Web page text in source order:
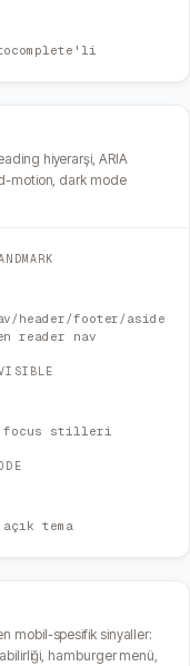
hiyerarşi, ARIA
motion, dark mode
header/footer/aside
reader nav
focus stilleri
açık tema
mobil-spesifik sinyaller:
hamburger menü,